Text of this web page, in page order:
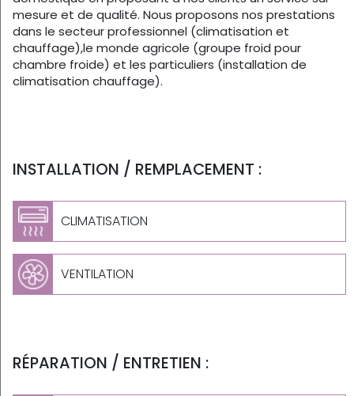
mesure et de qualité. Nous proposons nos prestations
dans le secteur professionnel (climatisation et
chauffage),le monde agricole (groupe froid pour
chambre froide) et les particuliers (installation de
climatisation chauffage).
INSTALLATION / REMPLACEMENT :
CLIMATISATION
VENTILATION
RÉPARATION / ENTRETIEN :